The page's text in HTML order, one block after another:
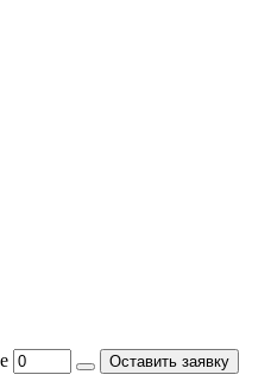
Оставить заявку